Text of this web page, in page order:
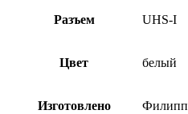
Разъем UHS-I
Цвет белый
Изготовлено